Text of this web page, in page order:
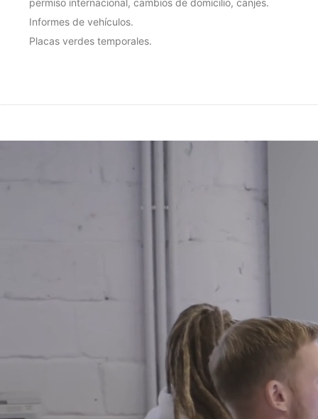
permiso internacional, cambios de domicilio, canjes.
Informes de vehículos.
Placas verdes temporales.